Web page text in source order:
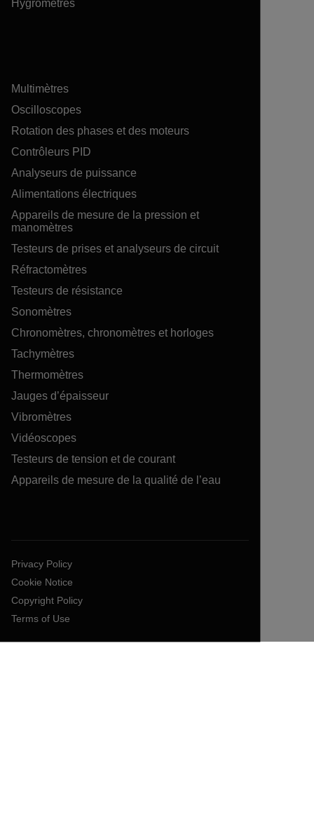
Hygromètres
Multimètres
Oscilloscopes
Rotation des phases et des moteurs
Contrôleurs PID
Analyseurs de puissance
Alimentations électriques
Appareils de mesure de la pression et
manomètres
Testeurs de prises et analyseurs de circuit
Réfractomètres
Testeurs de résistance
Sonomètres
Chronomètres, chronomètres et horloges
Tachymètres
Thermomètres
Jauges d’épaisseur
Vibromètres
Vidéoscopes
Testeurs de tension et de courant
Appareils de mesure de la qualité de l’eau
Privacy Policy
Cookie Notice
Copyright Policy
Terms of Use